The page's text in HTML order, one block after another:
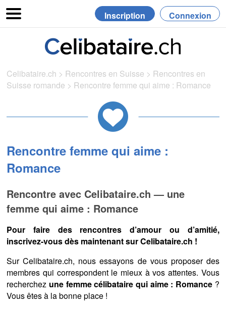
Inscription Connexion
Celibataire.ch > Rencontres en Suisse > Rencontres en
Suisse romande > Rencontre femme qui aime : Romance
Rencontre femme qui aime :
Romance
Rencontre avec Celibataire.ch — une
femme qui aime : Romance
Pour faire des rencontres d’amour ou d’amitié,
inscrivez-vous dès maintenant sur Celibataire.ch !
Sur Celibataire.ch, nous essayons de vous proposer des
membres qui correspondent le mieux à vos attentes. Vous
recherchez une femme célibataire qui aime : Romance?
Vous êtes à la bonne place !